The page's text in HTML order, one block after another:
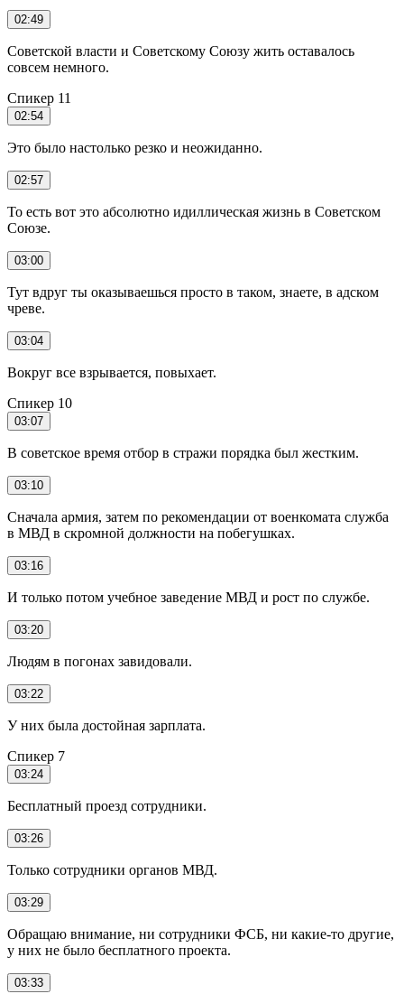
02:49
Советской власти и Советскому Союзу жить оставалось
совсем немного.
Спикер 11
02:54
Это было настолько резко и неожиданно.
02:57
То есть вот это абсолютно идиллическая жизнь в Советском
Союзе.
03:00
Тут вдруг ты оказываешься просто в таком, знаете, в адском
чреве.
03:04
Вокруг все взрывается, повыхает.
Спикер 10
03:07
В советское время отбор в стражи порядка был жестким.
03:10
Сначала армия, затем по рекомендации от военкомата служба
в МВД в скромной должности на побегушках.
03:16
И только потом учебное заведение МВД и рост по службе.
03:20
Людям в погонах завидовали.
03:22
У них была достойная зарплата.
Спикер 7
03:24
Бесплатный проезд сотрудники.
03:26
Только сотрудники органов МВД.
03:29
Обращаю внимание, ни сотрудники ФСБ, ни какие-то другие,
у них не было бесплатного проекта.
03:33